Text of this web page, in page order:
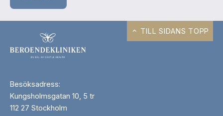
Besöksadress:
Kungsholmsgatan 10, 5 tr
112 27 Stockholm
TILL SIDANS TOPP